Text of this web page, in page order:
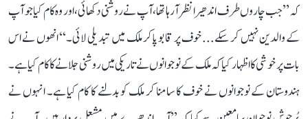
کہ ’’جب چاروں طرف اندھیرا نظر آ رہا تھا، آپ نے روشنی دکھائی، اور وہ کام کیا جو آپ
کے والدین نہیں کر سکے... خوف پر قابو پا کر ملک میں تبدیلی لائی۔‘‘ انھوں نے اس
بات پر خوشی کا اظہار کیا کہ ملک کے نوجوانوں نے تاریکی میں روشنی جلانے کا کام کیا ہے۔
ہندوستان کے نوجوانوں نے خوف کا سامنا کر ملک کو بدلنے کا کام کیا ہے۔ انہوں نے